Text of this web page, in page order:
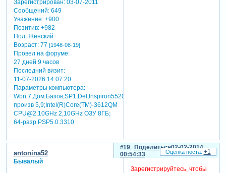
Зарегистрирован: 03-07-2011
Сообщений:649
Уважение: +900
Позитив: +982
Пол:Женский
Возраст:77 [1948-08-19]
Провел на форуме:
27 дней 9 часов
Последний визит:
11-07-2026 14:07:20
Параметры компьютера:
Wbn.7,Дом.Базов,SP1,Del,Inspiron5520,индекс
произв 5,9;Intel(R)Core(TM)-3612QM
CPU@2.10GHz 2,10GHz ОЗУ 8ГБ;
64-разр PSP5.0.3310
Поделиться
19
02-02-2014
00:54:33
antonina52
Бывалый
Зарегистрируйтесь, чтобы
+1